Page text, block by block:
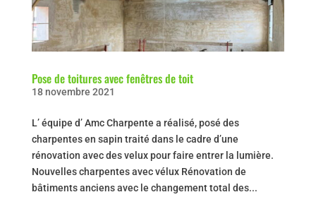
Pose de toitures avec fenêtres de toit
18 novembre 2021
L’ équipe d’ Amc Charpente a réalisé, posé des
charpentes en sapin traité dans le cadre d’une
rénovation avec des velux pour faire entrer la lumière.
Nouvelles charpentes avec vélux Rénovation de
bâtiments anciens avec le changement total des...